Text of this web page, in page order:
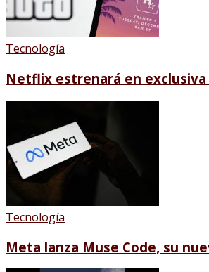
Tecnología
Netflix estrenará en exclusiva
Tecnología
Meta lanza Muse Code, su